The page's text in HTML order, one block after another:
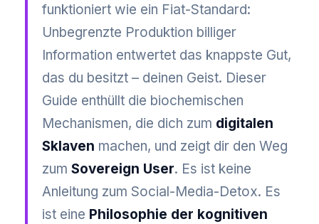
funktioniert wie ein Fiat-Standard:
Unbegrenzte Produktion billiger
Information entwertet das knappste Gut,
das du besitzt – deinen Geist. Dieser
Guide enthüllt die biochemischen
Mechanismen, die dich zum digitalen
Sklaven machen, und zeigt dir den Weg
zum Sovereign User. Es ist keine
Anleitung zum Social-Media-Detox. Es
ist eine Philosophie der kognitiven